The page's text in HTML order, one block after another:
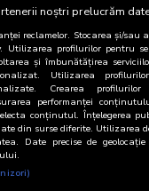
noștri prelucrăm
reclamelor. Stocarea și/sau
Utilizarea profilurilor pentru
și îmbunătățirea
Utilizarea
Crearea
performanței
conținutul. Înțelegerea
din surse diferite. Utilizarea
Date precise de